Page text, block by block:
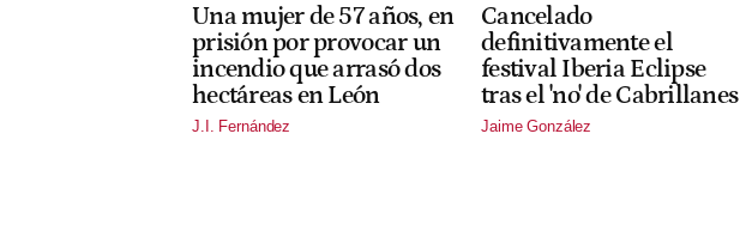
Una mujer de 57 años, en
prisión por provocar un
incendio que arrasó dos
hectáreas en León
J.I. Fernández
Cancelado
definitivamente el
festival Iberia Eclipse
tras el 'no' de Cabrillanes
Jaime González